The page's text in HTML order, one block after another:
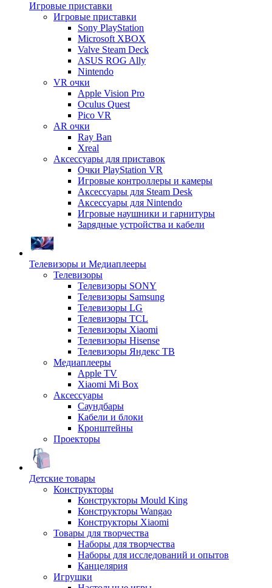
Игровые приставки
Игровые приставки
Sony PlayStation
Microsoft XBOX
Valve Steam Deck
ASUS ROG Ally
Nintendo
VR очки
Apple Vision Pro
Oculus Quest
Pico VR
AR очки
Ray Ban
Xreal
Аксессуары для приставок
Очки PlayStation VR
Игровые контроллеры и камеры
Аксессуары для Steam Desk
Аксессуары для Nintendo
Игровые наушники и гарнитуры
Зарядные устройства и кабели
Телевизоры и Медиаплееры
Телевизоры
Телевизоры SONY
Телевизоры Samsung
Телевизоры LG
Телевизоры TCL
Телевизоры Xiaomi
Телевизоры Hisense
Телевизоры Яндекс ТВ
Медиаплееры
Apple TV
Xiaomi Mi Box
Аксессуары
Саундбары
Кабели и блоки
Кронштейны
Проекторы
Детские товары
Конструкторы
Конструкторы Mould King
Конструкторы Wangao
Конструкторы Xiaomi
Товары для творчества
Наборы для творчества
Наборы для исследований и опытов
Канцелярия
Игрушки